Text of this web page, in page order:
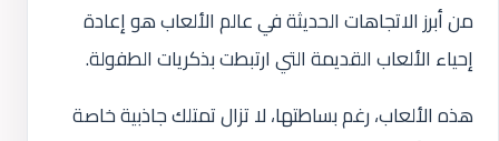
من أبرز الاتجاهات الحديثة في عالم الألعاب هو إعادة
إحياء الألعاب القديمة التي ارتبطت بذكريات الطفولة.
هذه الألعاب، رغم بساطتها، لا تزال تمتلك جاذبية خاصة